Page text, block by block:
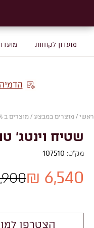
מועדון לקוחות
ראשי / מוצרים במבצע / מוצרים ב 40% הנחה
שטיח וינטג'
מק"ט: 107510
₪ 6,540 ₪
הצטרפו